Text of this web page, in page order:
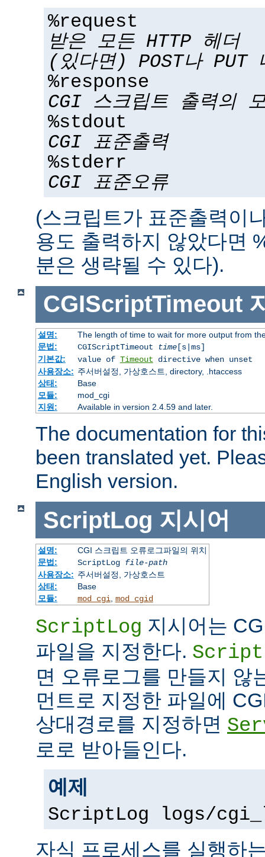
%request
받은 모든 HTTP 헤더
(있다면) POST나 PUT
%response
CGI 스크립트 출력의
%stdout
CGI 표준출력
%stderr
CGI 표준오류
(스크립트가 표준출력이
용도 출력하지 않았다면
분은 생략될 수 있다).
CGIScriptTimeout
설명:
The length of time to wait for more output from
문법:
CGIScriptTimeout time[s|ms]
기본값:
value of Timeout directive when unset
사용장소: 주서버설정, 가상호스트, directory, .htaccess
상태:
Base
모듈:
mod_cgi
지원:
Available in version 2.4.59 and later.
The documentation for
been translated yet.
English version.
ScriptLog 지시어
설명:
CGI 스크립트 오류로그파일의 위치
문법:
ScriptLog file-path
사용장소: 주서버설정, 가상호스트
상태:
Base
모듈:
mod_cgi, mod_cgid
ScriptLog 지시어는
파일을 지정한다.
면 오류로그를 만들지 않
먼트로 지정한 파일에
상대경로를 지정하면
로로 받아들인다.
예제
ScriptLog logs/
자식 프로세스를 실행하